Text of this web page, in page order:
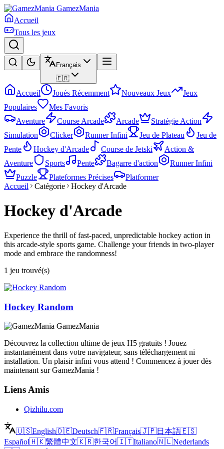
GamezMania
Accueil
Tous les jeux
Français
🇫🇷
Accueil Joués Récemment Nouveaux Jeux
Jeux
Populaires
Mes Favoris
Aventure
Course Arcade Arcade
Stratégie Action
Simulation
Clicker Runner Infini Jeu de Plateau
Jeu de
Pente
Hockey d'Arcade Course de Jetski
Action &
Aventure
Sports Pente Bagarre d'action
Runner Infini
Puzzle
Plateformes Précises
Platformer
Accueil
Catégorie Hockey d'Arcade
Hockey d'Arcade
Experience the thrill of fast-paced, unpredictable hockey action in
this arcade-style sports game. Challenge your friends in two-player
mode and embrace the randomness!
1 jeu trouvé(s)
Hockey Random
GamezMania
Découvrez la collection ultime de jeux H5 gratuits ! Jouez
instantanément dans votre navigateur, sans téléchargement ni
installation. Un plaisir infini vous attend ! Commencez à jouer dès
maintenant sur GamezMania !
Liens Amis
Qizhilu.com
🇺🇸English🇩🇪Deutsch🇫🇷Français🇯🇵日本語🇪🇸
Español🇭🇰繁體中文🇰🇷한국어🇮🇹Italiano🇳🇱Nederlands